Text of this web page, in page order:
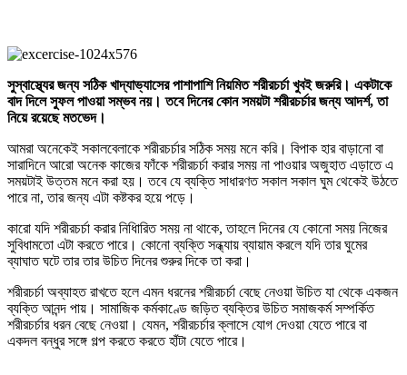
সুস্বাস্থ্যের জন্য সঠিক খাদ্যাভ্যাসের পাশাপাশি নিয়মিত শরীরচর্চা খুবই জরুরি। একটাকে
বাদ দিলে সুফল পাওয়া সম্ভব নয়। তবে দিনের কোন সময়টা শরীরচর্চার জন্য আদর্শ, তা
নিয়ে রয়েছে মতভেদ।
আমরা অনেকেই সকালবেলাকে শরীরচর্চার সঠিক সময় মনে করি। বিপাক হার বাড়ানো বা
সারাদিনে আরো অনেক কাজের ফাঁকে শরীরচর্চা করার সময় না পাওয়ার অজুহাত এড়াতে এ
সময়টাই উত্তম মনে করা হয়। তবে যে ব্যক্তি সাধারণত সকাল সকাল ঘুম থেকেই উঠতে
পারে না, তার জন্য এটা কষ্টকর হয়ে পড়ে।
কারো যদি শরীরচর্চা করার নিধিারিত সময় না থাকে, তাহলে দিনের যে কোনো সময় নিজের
সুবিধামতো এটা করতে পারে। কোনো ব্যক্তি সন্ধ্যায় ব্যায়াম করলে যদি তার ঘুমের
ব্যাঘাত ঘটে তার তার উচিত দিনের শুরুর দিকে তা করা।
শরীরচর্চা অব্যাহত রাখতে হলে এমন ধরনের শরীরচর্চা বেছে নেওয়া উচিত যা থেকে একজন
ব্যক্তি আনন্দ পায়। সামাজিক কর্মকাণ্ডে জড়িত ব্যক্তির উচিত সমাজকর্ম সম্পর্কিত
শরীরচর্চার ধরন বেছে নেওয়া। যেমন, শরীরচর্চার ক্লাসে যোগ দেওয়া যেতে পারে বা
একদল বন্ধুর সঙ্গে গল্প করতে করতে হাঁটা যেতে পারে।